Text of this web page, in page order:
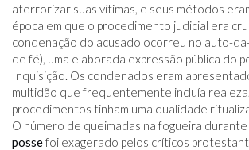
aterrorizar suas vítimas, e seus métodos
época em que o procedimento judicial era
condenação do acusado ocorreu no auto-
de fé), uma elaborada expressão pública do
Inquisição. Os condenados eram
multidão que frequentemente incluía
procedimentos tinham uma qualidade
O número de queimadas na fogueira
possefoi exagerado pelos críticos